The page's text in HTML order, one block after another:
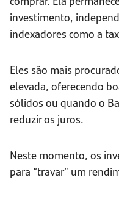
investimento,
indexadores como a
Eles são mais
elevada, oferecendo
sólidos ou quando o
reduzir os juros.
Neste momento, os
para “travar” um